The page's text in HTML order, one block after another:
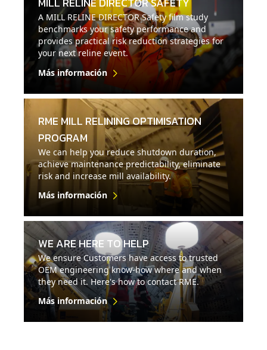
A MILL RELINE DIRECTOR Safety film study
benchmarks your safety performance and
provides practical risk reduction strategies for
your next reline event.
Más información
RME MILL RELINING OPTIMISATION
PROGRAM
We can help you reduce shutdown duration,
achieve maintenance predictability, eliminate
risk and increase mill availability.
Más información
WE ARE HERE TO HELP
We ensure Customers have access to trusted
OEM engineering know-how where and when
they need it. Here's how to contact RME.
Más información